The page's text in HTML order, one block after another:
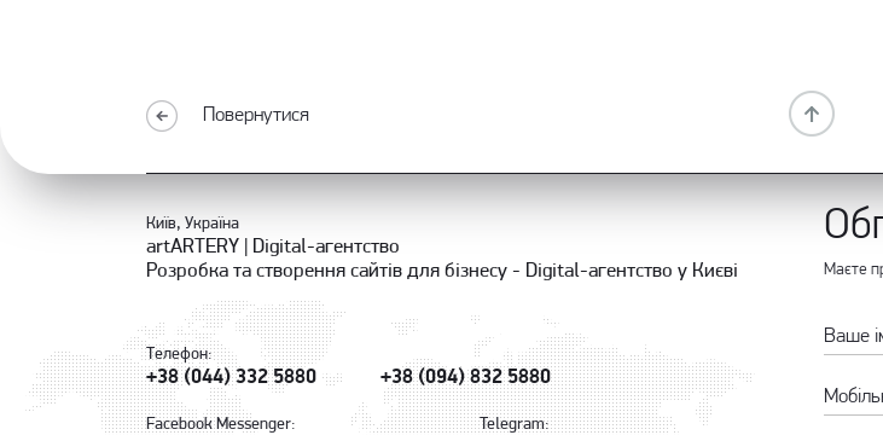
Повернутися
Київ, Україна
artARTERY | Digital-агентство
Розробка та створення сайтів для бізнесу - Digital-агентство у Києві
Телефон:
+38 (044) 332 5880 +38 (094) 832 5880
Facebook Messenger: Telegram:
Маєте